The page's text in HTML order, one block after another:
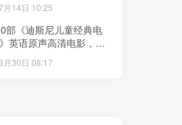
幕，带音频MP3，百度
下载！
月14日 10:25
部《迪斯尼儿童经典电
英语原声高清电影，中
！
月30日 08:17